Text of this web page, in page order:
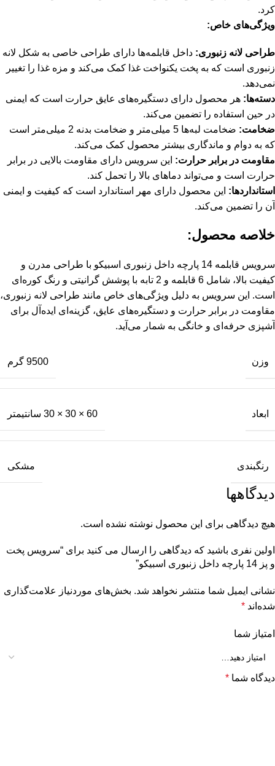
کرد.
ویژگی‌های خاص:
طراحی لانه زنبوری: داخل قابلمه‌ها دارای طراحی خاصی به شکل لانه
زنبوری است که به پخت یکنواخت غذا کمک می‌کند و مزه غذا را تغییر
نمی‌دهد.
دسته‌ها: هر محصول دارای دستگیره‌های عایق حرارت است که ایمنی
در حین استفاده را تضمین می‌کند.
ضخامت:
ضخامت لبه‌ها 5 میلی‌متر و ضخامت بدنه 2 میلی‌متر است
که به دوام و ماندگاری بیشتر محصول کمک می‌کند.
مقاومت در برابر حرارت: این سرویس دارای مقاومت بالایی در برابر
حرارت است و می‌تواند دماهای بالا را تحمل کند.
استانداردها: این محصول دارای مهر استاندارد است که کیفیت و ایمنی
آن را تضمین می‌کند.
خلاصه محصول:
سرویس قابلمه 14 پارچه داخل زنبوری اسبیکو با طراحی مدرن و
کیفیت بالا، شامل 6 قابلمه و 2 تابه با پوشش گرانیتی و رنگ کوره‌ای
است. این سرویس به دلیل ویژگی‌های خاص مانند طراحی لانه زنبوری،
مقاومت در برابر حرارت و دستگیره‌های عایق، گزینه‌ای ایده‌آل برای
آشپزی حرفه‌ای و خانگی به شمار می‌آید.
وزن 9500 گرم
ابعاد 60 × 30 × 30 سانتیمتر
رنگبندی مشکی
دیدگاهها
هیچ دیدگاهی برای این محصول نوشته نشده است.
اولین نفری باشید که دیدگاهی را ارسال می کنید برای “سرویس پخت
و پز 14 پارچه داخل زنبوری اسبیکو”
نشانی ایمیل شما منتشر نخواهد شد. بخش‌های موردنیاز علامت‌گذاری
شده‌اند *
امتیاز شما
دیدگاه شما *